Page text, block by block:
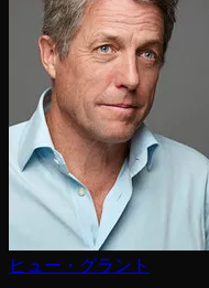
ヒュー・グラント